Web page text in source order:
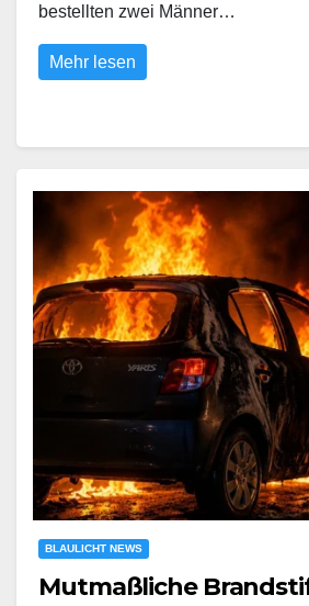
bestellten zwei Männer…
Mehr lesen
BLAULICHT NEWS
Mutmaßliche